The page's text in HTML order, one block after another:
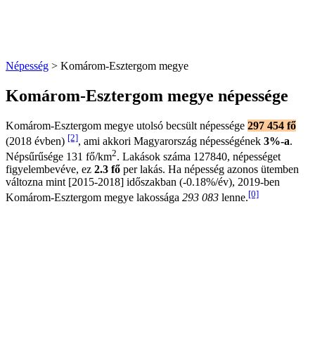
Népesség > Komárom-Esztergom megye
Komárom-Esztergom megye népessége
Komárom-Esztergom megye utolsó becsült népessége 297 454 fő
(2018 évben) [2], ami akkori Magyarország népességének 3%-a.
Népsűrűsége 131 fő/km2. Lakások száma 127840, népességet
figyelembevéve, ez 2.3 fő per lakás. Ha népesség azonos ütemben
változna mint [2015-2018] időszakban (-0.18%/év), 2019-ben
Komárom-Esztergom megye lakossága 293 083 lenne.[0]